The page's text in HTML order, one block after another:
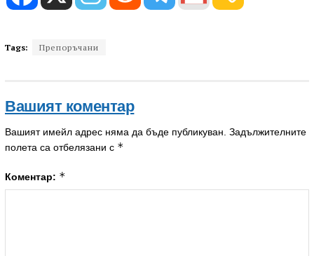
Tags: Препоръчани
Вашият коментар
Вашият имейл адрес няма да бъде публикуван. Задължителните
полета са отбелязани с *
Коментар: *